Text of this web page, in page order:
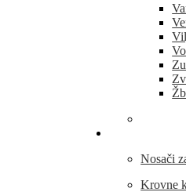
Nosači
Krovne